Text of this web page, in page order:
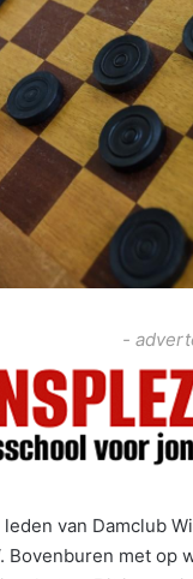
-
leden van Damclub
Bovenburen met op